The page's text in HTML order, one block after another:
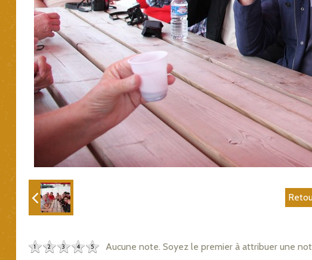
1 2 3 4 5 Aucune note. Soyez le premier à attribuer une